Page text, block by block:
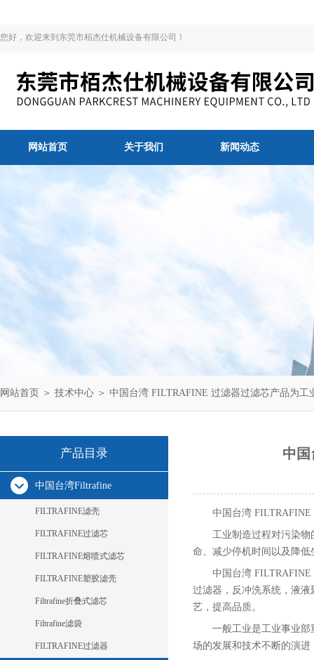
您好，欢迎来到东莞市栢杰仕机械设备有限公司！
网站首页 关于我们 新闻动态
网站首页 ＞ 技术中心 ＞ 中国台湾 FILTRAFINE 过滤器过滤芯产品为工
产品目录
中国台湾Filtrafine
FILTRAFINE滤壳
FILTRAFINE过滤芯
FILTRAFINE熔喷式滤芯
FILTRAFINE塑胶滤壳
Filtrafine折叠式滤芯
Filtrafine滤袋
FILTRAFINE过滤器
中
中国台湾
工业制造过程对污染
命、减少停机时间以及降
中国台湾
过滤器，反冲洗系统，液
艺，提高品质。
一般工业是工业事业
场的发展和技术不断的演